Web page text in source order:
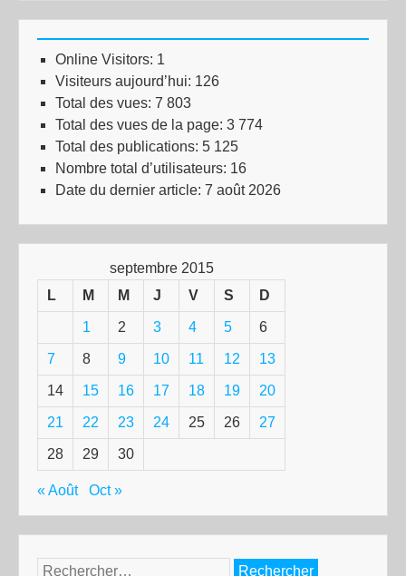
Online Visitors: 1
Visiteurs aujourd’hui: 126
Total des vues: 7 803
Total des vues de la page: 3 774
Total des publications: 5 125
Nombre total d’utilisateurs: 16
Date du dernier article: 7 août 2026
septembre 2015
L
M M J V S D
1 2 3 4 5 6
7 8 9 10 11 12 13
14 15 16 17 18 19 20
21 22 23 24 25 26 27
28 29 30
« Août Oct »
Rechercher :